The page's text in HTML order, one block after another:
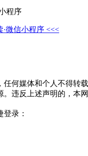
微信小程序 <<<
何媒体和个人不得转
违反上述声明的，本
登录：